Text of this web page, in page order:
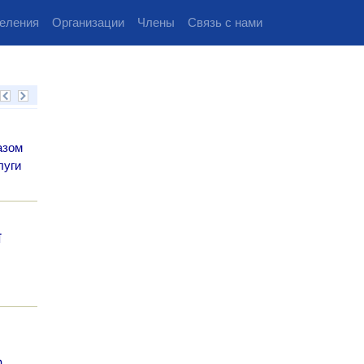
Организации Члены Связь с нами